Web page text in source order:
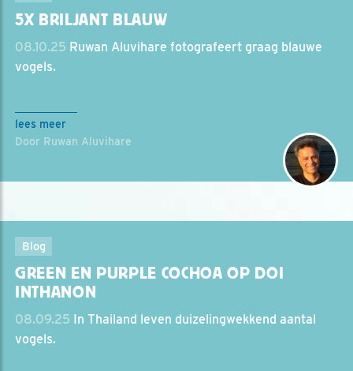
5X BRILJANT BLAUW
08.10.25 Ruwan Aluvihare fotografeert graag blauwe
vogels.
lees meer
Door Ruwan Aluvihare
Blog
GREEN EN PURPLE COCHOA OP DOI
INTHANON
08.09.25 In Thailand leven duizelingwekkend aantal
vogels.